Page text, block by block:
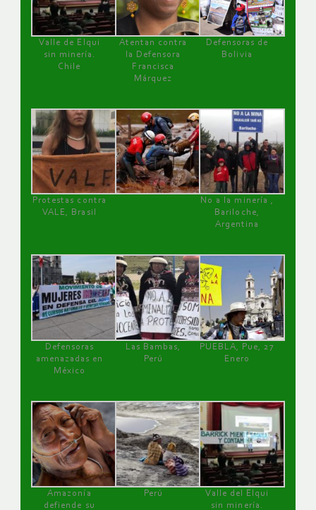
Valle de Elqui
sin minería.
Chile
Atentan contra
la Defensora
Francisca
Márquez
Defensoras de
Bolivia
Protestas contra
VALE, Brasil
No a la minería ,
Bariloche,
Argentina
Defensoras
amenazadas en
México
Las Bambas,
Perú
PUEBLA, Pue, 27
Enero
Amazonía
defiende su
Perú
Valle del Elqui
sin minería.